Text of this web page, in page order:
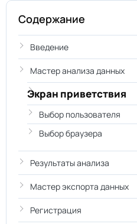
Содержание
Введение
Мастер анализа данных
Экран приветствия
Выбор пользователя
Выбор браузера
Результаты анализа
Мастер экспорта данных
Регистрация